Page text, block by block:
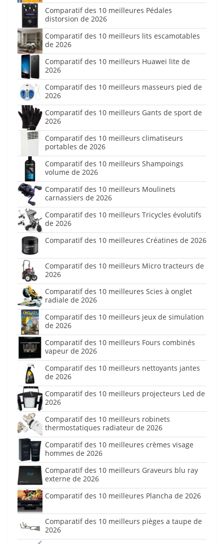
Comparatif des 10 meilleures Pédales
distorsion de 2026
Comparatif des 10 meilleurs lits escamotables
de 2026
Comparatif des 10 meilleurs Huawei lite de
2026
Comparatif des 10 meilleurs masseurs pied de
2026
Comparatif des 10 meilleurs Gants de sport de
2026
Comparatif des 10 meilleurs climatiseurs
portables de 2026
Comparatif des 10 meilleurs Shampoings
volume de 2026
Comparatif des 10 meilleurs Moulinets
carnassiers de 2026
Comparatif des 10 meilleurs Tricycles évolutifs
de 2026
Comparatif des 10 meilleures Créatines de 2026
Comparatif des 10 meilleurs Micro tracteurs de
2026
Comparatif des 10 meilleures Scies à onglet
radiale de 2026
Comparatif des 10 meilleurs jeux de simulation
de 2026
Comparatif des 10 meilleurs Fours combinés
vapeur de 2026
Comparatif des 10 meilleurs nettoyants jantes
de 2026
Comparatif des 10 meilleurs projecteurs Led de
2026
Comparatif des 10 meilleurs robinets
thermostatiques radiateur de 2026
Comparatif des 10 meilleures crèmes visage
hommes de 2026
Comparatif des 10 meilleurs Graveurs blu ray
externe de 2026
Comparatif des 10 meilleures Plancha de 2026
Comparatif des 10 meilleurs pièges a taupe de
2026